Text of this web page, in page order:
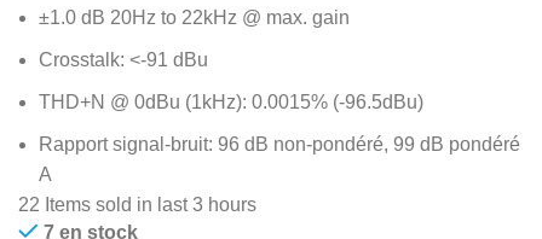
±1.0 dB 20Hz to 22kHz @ max. gain
Crosstalk: <-91 dBu
THD+N @ 0dBu (1kHz): 0.0015% (-96.5dBu)
Rapport signal-bruit: 96 dB non-pondéré, 99 dB pondéré
A
22 Items sold in last 3 hours
7 en stock